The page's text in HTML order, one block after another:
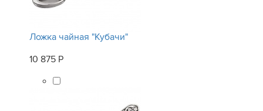
Ложка чайная "Кубачи"
10 875 Р